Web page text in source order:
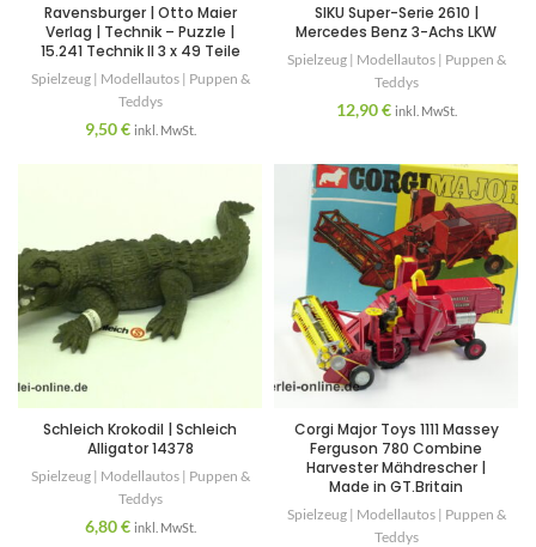
Ravensburger | Otto Maier
Verlag | Technik – Puzzle |
15.241 Technik II 3 x 49 Teile
Spielzeug | Modellautos | Puppen &
Teddys
9,50€ inkl. MwSt.
SIKU Super-Serie 2610 |
Mercedes Benz 3-Achs LKW
Spielzeug | Modellautos | Puppen &
Teddys
12,90€ inkl. MwSt.
Schleich Krokodil | Schleich
Alligator 14378
Spielzeug | Modellautos | Puppen &
Teddys
6,80€ inkl. MwSt.
Corgi Major Toys 1111 Massey
Ferguson 780 Combine
Harvester Mähdrescher |
Made in GT.Britain
Spielzeug | Modellautos | Puppen &
Teddys